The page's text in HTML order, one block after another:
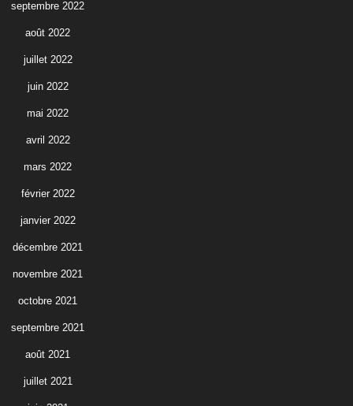
septembre 2022
août 2022
juillet 2022
juin 2022
mai 2022
avril 2022
mars 2022
février 2022
janvier 2022
décembre 2021
novembre 2021
octobre 2021
septembre 2021
août 2021
juillet 2021